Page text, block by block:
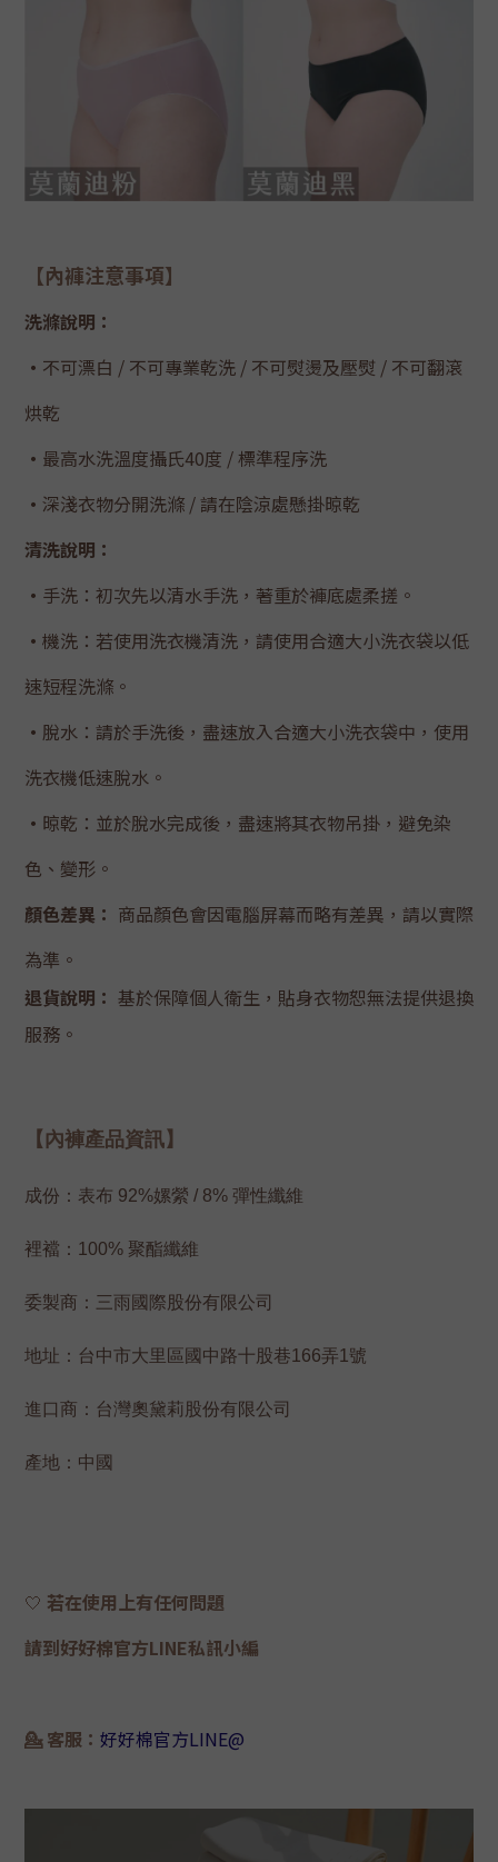
【內褲注意事項】
洗滌說明：
・ 不可漂白 / 不可專業乾洗 / 不可熨燙及壓熨 / 不可翻滾
烘乾
・ 最高水洗溫度攝氏40度 / 標準程序洗
・ 深淺衣物分開洗滌 / 請在陰涼處懸掛晾乾
清洗說明：
・ 手洗：初次先以清水手洗，著重於褲底處柔搓。
・ 機洗：若使用洗衣機清洗，請使用合適大小洗衣袋以低
速短程洗滌。
・ 脫水：請於手洗後，盡速放入合適大小洗衣袋中，使用
洗衣機低速脫水。
・ 晾乾：並於脫水完成後，盡速將其衣物吊掛，避免染
色、變形。
顏色差異： 商品顏色會因電腦屏幕而略有差異，請以實際
為準。
退貨說明： 基於保障個人衛生，貼身衣物恕無法提供退換
服務。
【內褲產品資訊】
成份： 表布 92%嫘縈 / 8% 彈性纖維
裡襠：100% 聚酯纖維
委製商：三雨國際股份有限公司
地址：台中市大里區國中路十股巷166弄1號
進口商：台灣奧黛莉股份有限公司
產地：中國
🤍 若在使用上有任何問題
請到好好棉官方LINE私訊小編
💁 客服： 好好棉官方LINE@